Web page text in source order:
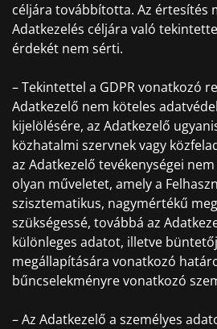
céljára továbbította. Az értesítés
Adatkezelés céljára való
érdekét nem sérti.
– Tekintettel a GDPR vonatkozó
Adatkezelő nem köteles
kijelölésére, az Adatkezelő
közhatalmi szervnek vagy
az Adatkezelő tevékenységei
olyan műveletet, amely a
szisztematikus, nagymértékű
szükségessé, továbbá az
különleges adatot, illetve
megállapítására vonatkozó
bűncselekményre vonatkozó
– Az Adatkezelő a személyes